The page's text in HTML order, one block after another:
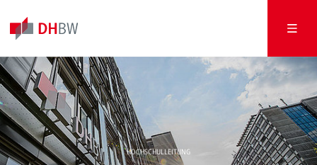
HOCHSCHULLEITUNG